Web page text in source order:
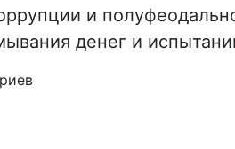
и
денег и